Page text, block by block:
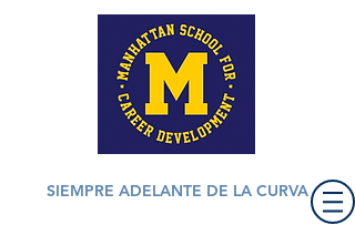
SIEMPRE ADELANTE DE LA CURVA